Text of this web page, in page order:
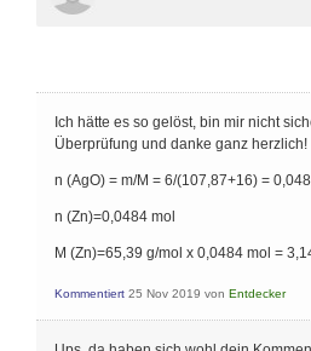
Ich hätte es so gelöst, bin mir nicht
Überprüfung und danke ganz herzlich!
n (AgO) = m/M = 6/(107,87+16) =
n (Zn)=0,0484 mol
M (Zn)=65,39 g/mol x 0,0484 mol =
Kommentiert 25 Nov 2019 von Entdecker